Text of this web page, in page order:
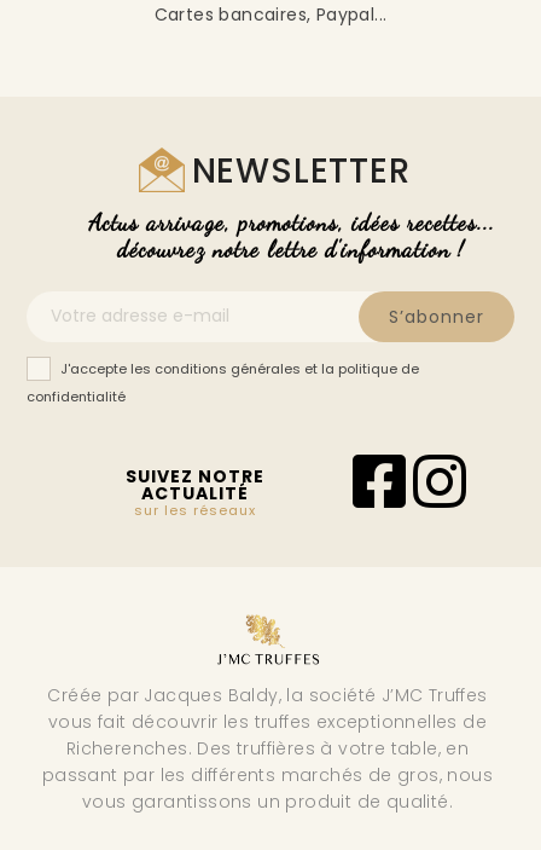
Cartes bancaires, Paypal...
NEWSLETTER
Actus arrivage, promotions, idées recettes...
découvrez notre lettre d'information !
S’abonner
J'accepte les conditions générales et la politique de
confidentialité
SUIVEZ NOTRE
ACTUALITÉ
sur les réseaux
Créée par Jacques Baldy, la société J’MC Truffes
vous fait découvrir les truffes exceptionnelles de
Richerenches. Des truffières à votre table, en
passant par les différents marchés de gros, nous
vous garantissons un produit de qualité.